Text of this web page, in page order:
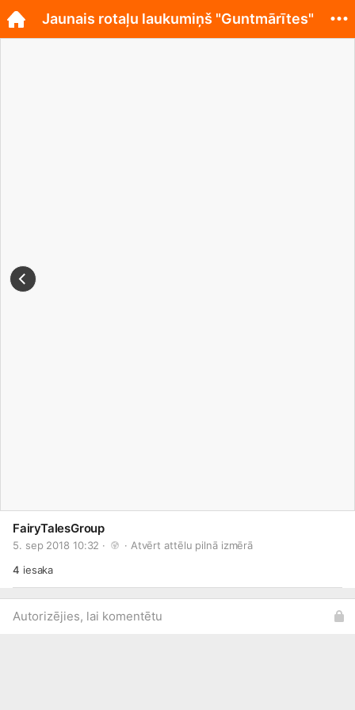
FairyTalesGroup
5. sep 2018 10:32 · · Atvērt attēlu pilnā izmērā
4 iesaka
Autorizējies, lai komentētu
Jaunais rotaļu laukumiņš "Guntmārītes"